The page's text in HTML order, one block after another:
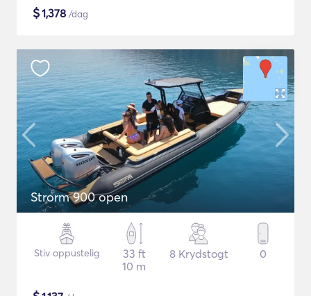
$1,378 /dag
Strorm 900 open
Stiv oppustelig
33 ft
10 m
8 Krydstogt 0